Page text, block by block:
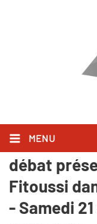
MENU
"Le dernier
débat
Fitoussi
- Samedi